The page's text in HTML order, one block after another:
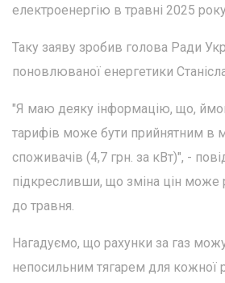
електроенергію в травні 2025
Таку заяву зробив голова Ради
поновлюваної енергетики
"Я маю деяку інформацію, що,
тарифів може бути прийнятним в
споживачів (4,7 грн. за кВт)", -
підкресливши, що зміна цін може
до травня.
Нагадуємо, що рахунки за газ
непосильним тягарем для кожної